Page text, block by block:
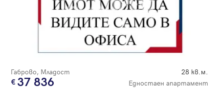
Габрово, Младост 28 кв.м.
37 836 Едностаен апартамент